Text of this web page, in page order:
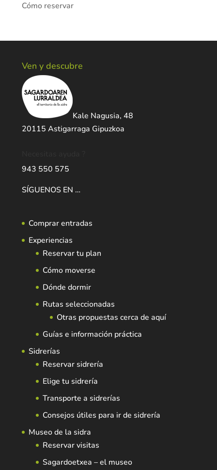
Cómo reservar
Ven y descubre
Kale Nagusia, 48
20115 Astigarraga Gipuzkoa
943 550 575
SÍGUENOS EN …
Comprar entradas
Experiencias
Reservar tu plan
Cómo moverse
Dónde dormir
Rutas seleccionadas
Otras propuestas cerca de aquí
Guías e información práctica
Sidrerías
Reservar sidrería
Elige tu sidrería
Transporte a sidrerías
Consejos útiles para ir de sidrería
Museo de la sidra
Reservar visitas
Sagardoetxea – el museo